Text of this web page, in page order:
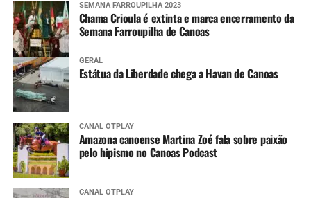
SEMANA FARROUPILHA 2023
Chama Crioula é extinta e marca encerramento da
Semana Farroupilha de Canoas
GERAL
Estátua da Liberdade chega a Havan de Canoas
CANAL OTPLAY
Amazona canoense Martina Zoé fala sobre paixão
pelo hipismo no Canoas Podcast
CANAL OTPLAY